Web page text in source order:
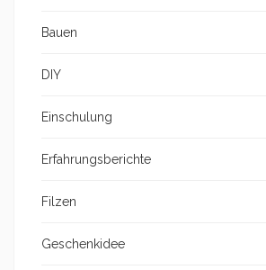
Bauen
DIY
Einschulung
Erfahrungsberichte
Filzen
Geschenkidee